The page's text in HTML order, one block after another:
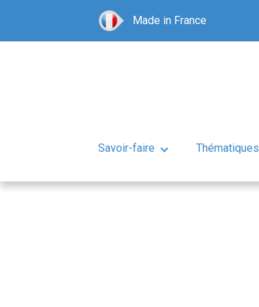
Made in France
Savoir-faire Thématiques